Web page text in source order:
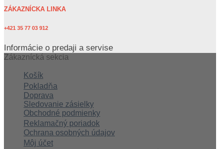
ZÁKAZNÍCKA LINKA
+421 35 77 03 912
Informácie o predaji a servise
Zákaznícká sekcia
Košík
Pokladňa
Doprava
Sledovanie zásielky
Obchodné podmienky
Reklamačný poriadok
Ochrana osobných údajov
Môj účet